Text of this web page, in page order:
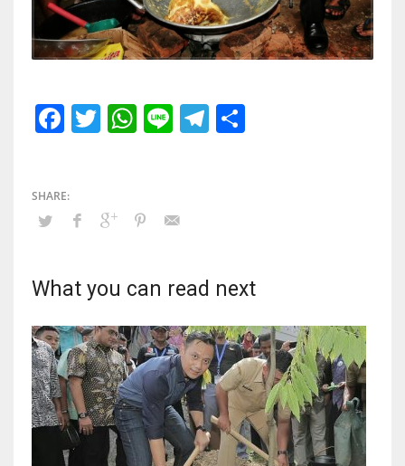
Facebook
Twitter
WhatsApp
LineTelegram
What you can read next